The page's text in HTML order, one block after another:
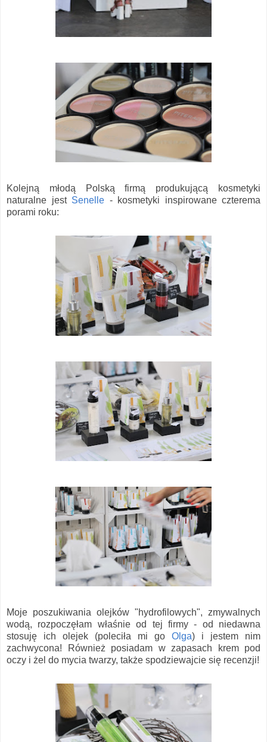
Kolejną młodą Polską firmą produkującą kosmetyki
naturalne jest Senelle - kosmetyki inspirowane czterema
porami roku:
Moje poszukiwania olejków "hydrofilowych", zmywalnych
wodą, rozpoczęłam właśnie od tej firmy - od niedawna
stosuję ich olejek (poleciła mi go Olga) i jestem nim
zachwycona! Również posiadam w zapasach krem pod
oczy i żel do mycia twarzy, także spodziewajcie się recenzji!